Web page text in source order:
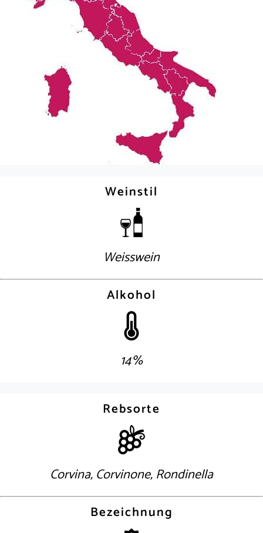
Weinstil
Weisswein
Alkohol
14%
Rebsorte
Corvina, Corvinone, Rondinella
Bezeichnung